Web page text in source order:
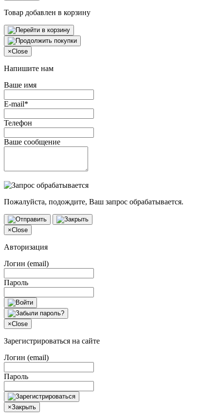
Товар добавлен в корзину
×Close
Напишите нам
Ваше имя
E-mail*
Телефон
Ваше сообщение
Пожалуйста, подождите, Ваш запрос обрабатывается.
×Close
Авторизация
Логин (email)
Пароль
×Close
Зарегистрироваться на сайте
Логин (email)
Пароль
×Закрыть